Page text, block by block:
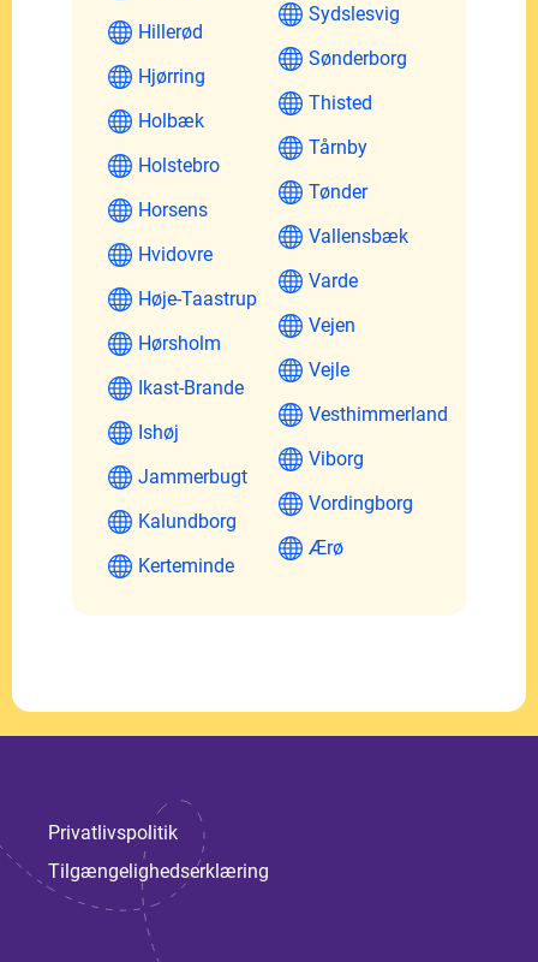
Hillerød
Hjørring
Holbæk
Holstebro
Horsens
Hvidovre
Høje-Taastrup
Hørsholm
Ikast-Brande
Ishøj
Jammerbugt
Kalundborg
Kerteminde
Sydslesvig
Sønderborg
Thisted
Tårnby
Tønder
Vallensbæk
Varde
Vejen
Vejle
Vesthimmerland
Viborg
Vordingborg
Ærø
Privatlivspolitik
Tilgængelighedserklæring